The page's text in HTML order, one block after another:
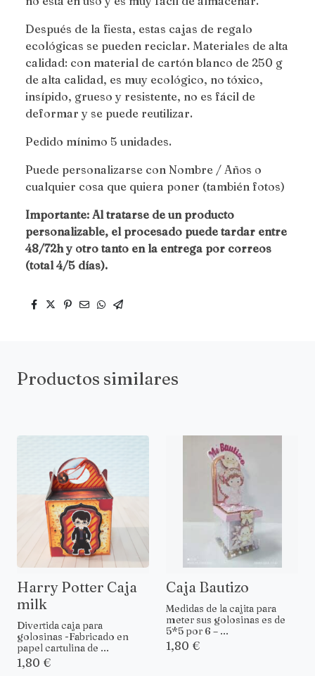
Después de la fiesta, estas cajas de regalo
ecológicas se pueden reciclar. Materiales de alta
calidad: con material de cartón blanco de 250 g
de alta calidad, es muy ecológico, no tóxico,
insípido, grueso y resistente, no es fácil de
deformar y se puede reutilizar.
Pedido mínimo 5 unidades.
Puede personalizarse con Nombre / Años o
cualquier cosa que quiera poner (también fotos)
Importante: Al tratarse de un producto
personalizable, el procesado puede tardar entre
48/72h y otro tanto en la entrega por correos
(total 4/5 días).
Productos similares
Harry Potter Caja
milk
Divertida caja para
golosinas -Fabricado en
papel cartulina de ...
1,80 €
Caja Bautizo
Medidas de la cajita para
meter sus golosinas es de
5*5 por 6 – ...
1,80 €